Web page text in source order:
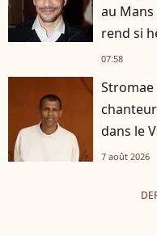
au
rend si
07:58
Stromae
dans le
7 août 2026